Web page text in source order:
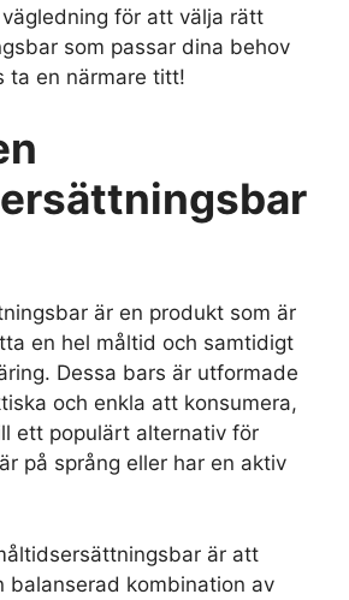
för att välja rätt
som passar dina behov
ta en närmare titt!
är en produkt som är
en hel måltid och samtidigt
Dessa bars är utformade
och enkla att konsumera,
ett populärt alternativ för
på språng eller har en aktiv
är att
balanserad kombination av